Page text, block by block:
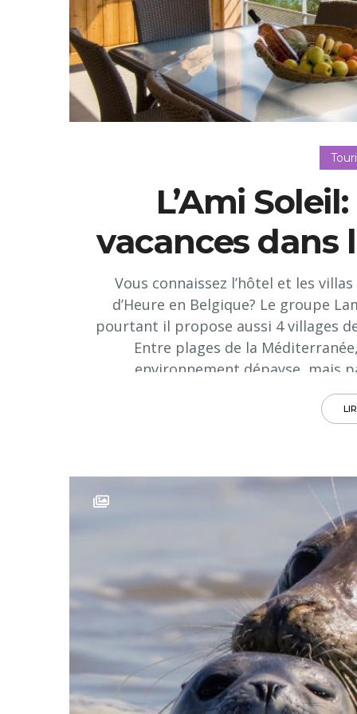
L’Ami
vacances dans
Vous connaissez l’hôtel et les
d’Heure en Belgique? Le groupe
pourtant il propose aussi 4 villages
Entre plages de la
environnement dépayse, mais